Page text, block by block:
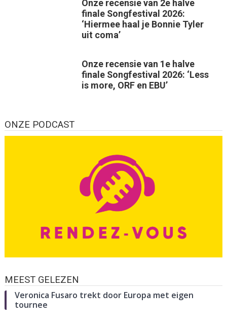
Onze recensie van 2e halve
finale Songfestival 2026:
‘Hiermee haal je Bonnie Tyler
uit coma’
Onze recensie van 1e halve
finale Songfestival 2026: ‘Less
is more, ORF en EBU’
ONZE PODCAST
MEEST GELEZEN
Veronica Fusaro trekt door Europa met eigen
tournee